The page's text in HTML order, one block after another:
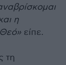
η
είπε.
τη